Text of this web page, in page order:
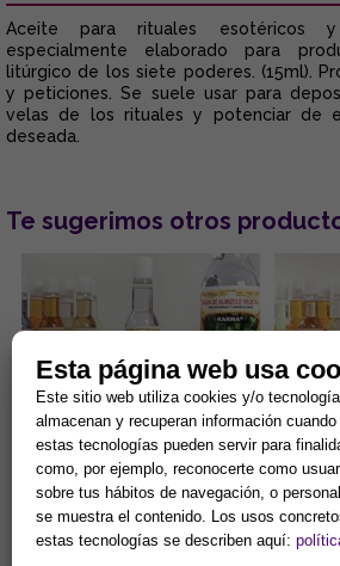
Aceite para rituales esotéricos y
especialmente elaborado para
litúrgico de los siete poderes. (15ml).
y peticiones. Se suele usar para
velas de los rituales y potenciar de
deseada.
Te sugerimos otros
AGUA DE ALMIZCLE VEGETAL
200 ml. (PROSPERIDAD Y
SENSUALIDAD))
Válido para uso tópico. ...
AGUA
Válido
Esta página web usa
Este sitio web utiliza cookies y/o
almacenan y recuperan información
estas tecnologías pueden servir para
como, por ejemplo, reconocerte como
sobre tus hábitos de navegación, o
se muestra el contenido. Los usos
estas tecnologías se describen aquí: